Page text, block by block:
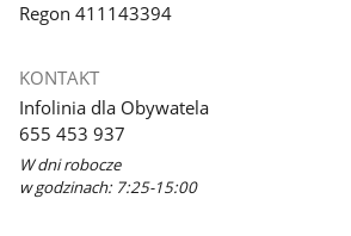
Regon 411143394
KONTAKT
Infolinia dla Obywatela
655 453 937
W dni robocze
w godzinach: 7:25-15:00